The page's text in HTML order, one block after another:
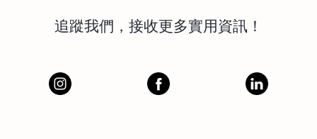
追蹤我們，接收更多實用資訊！